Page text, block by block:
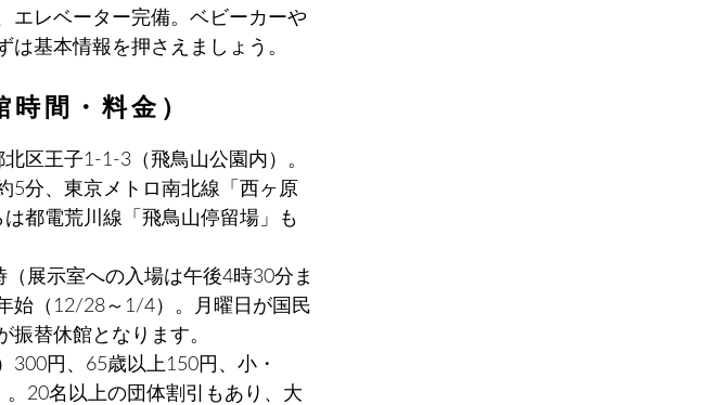
エレベーター完備。ベビーカーや
基本情報を押さえましょう。
間・料金）
区王子1-1-3（飛鳥山公園内）。
5分、東京メトロ南北線「西ヶ原
都電荒川線「飛鳥山停留場」も
（展示室への入場は午後4時30分ま
始（12/28～1/4）。月曜日が国民
振替休館となります。
300円、65歳以上150円、小・
20名以上の団体割引もあり、大